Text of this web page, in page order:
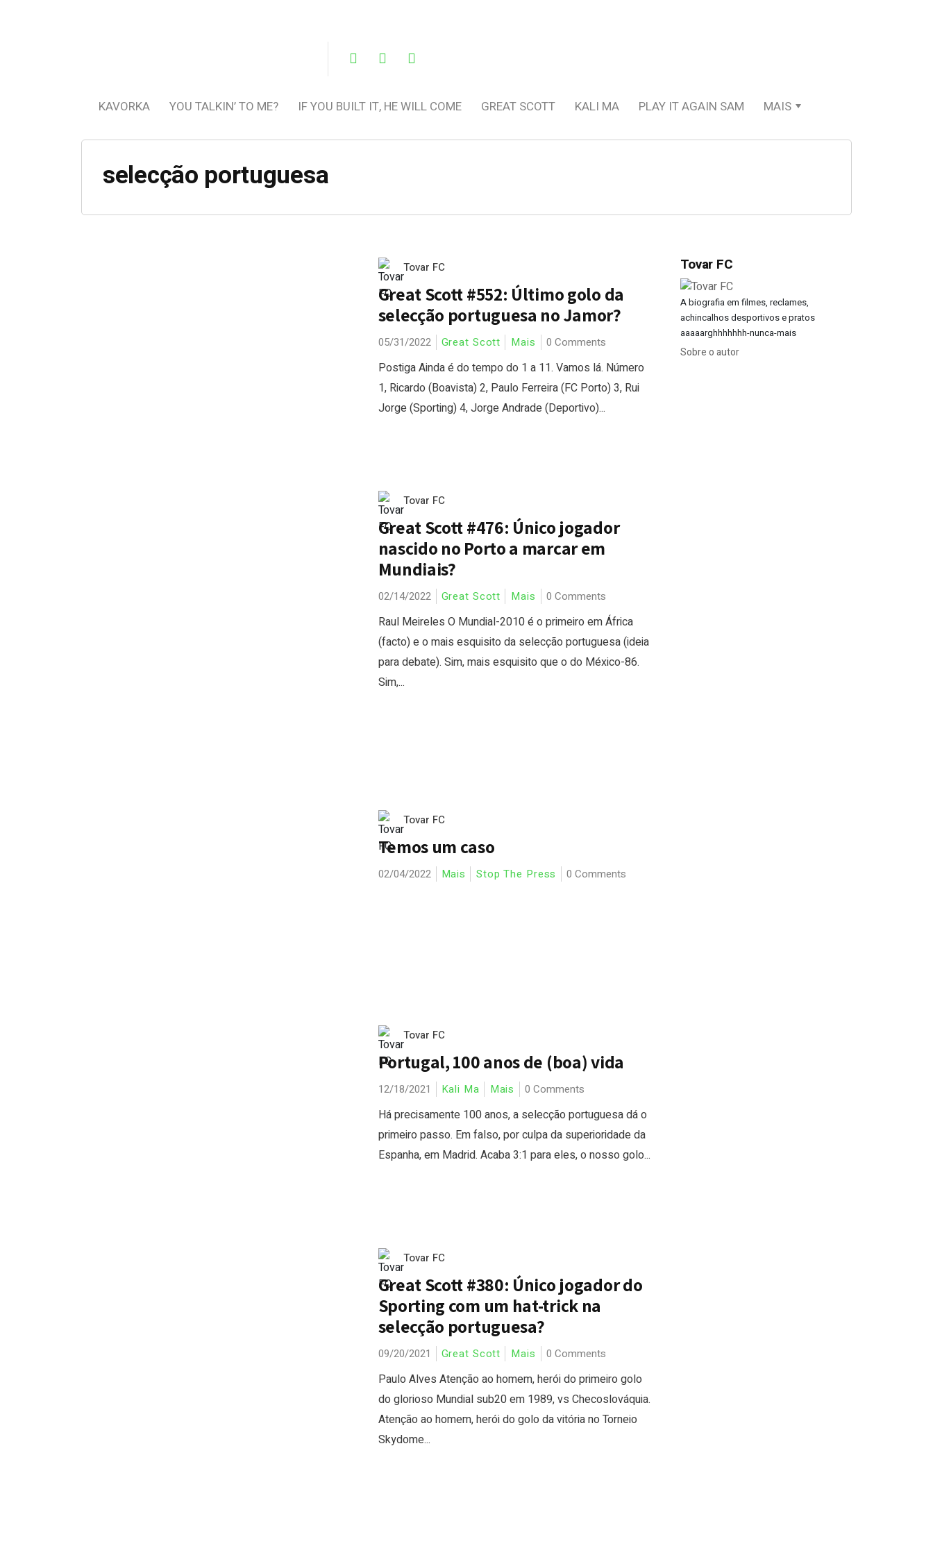
KAVORKA YOU TALKIN’ TO ME? IF YOU BUILT IT, HE WILL COME GREAT SCOTT KALI MA PLAY IT AGAIN SAM MAIS
selecção portuguesa
Tovar FC
Great Scott #552: Último golo da
selecção portuguesa no Jamor?
05/31/2022 Great Scott Mais 0 Comments
Postiga Ainda é do tempo do 1 a 11. Vamos lá. Número
1, Ricardo (Boavista) 2, Paulo Ferreira (FC Porto) 3, Rui
Jorge (Sporting) 4, Jorge Andrade (Deportivo)...
Tovar FC
Great Scott #476: Único jogador
nascido no Porto a marcar em
Mundiais?
02/14/2022 Great Scott Mais 0 Comments
Raul Meireles O Mundial-2010 é o primeiro em África
(facto) e o mais esquisito da selecção portuguesa (ideia
para debate). Sim, mais esquisito que o do México-86.
Sim,...
Tovar FC
Temos um caso
02/04/2022 Mais Stop The Press 0 Comments
Tovar FC
Portugal, 100 anos de (boa) vida
12/18/2021 Kali Ma Mais 0 Comments
Há precisamente 100 anos, a selecção portuguesa dá o
primeiro passo. Em falso, por culpa da superioridade da
Espanha, em Madrid. Acaba 3:1 para eles, o nosso golo...
Tovar FC
Great Scott #380: Único jogador do
Sporting com um hat-trick na
selecção portuguesa?
09/20/2021 Great Scott Mais 0 Comments
Paulo Alves Atenção ao homem, herói do primeiro golo
do glorioso Mundial sub20 em 1989, vs Checoslováquia.
Atenção ao homem, herói do golo da vitória no Torneio
Skydome...
Tovar FC
A biografia em filmes, reclames,
achincalhos desportivos e pratos
aaaaarghhhhhhh-nunca-mais
Sobre o autor